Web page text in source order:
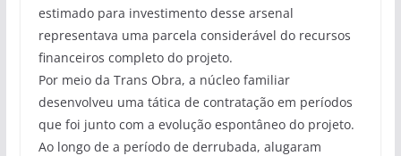
estimado para investimento desse arsenal
representava uma parcela considerável do recursos
financeiros completo do projeto.
Por meio da Trans Obra, a núcleo familiar
desenvolveu uma tática de contratação em períodos
que foi junto com a evolução espontâneo do projeto.
Ao longo de a período de derrubada, alugaram